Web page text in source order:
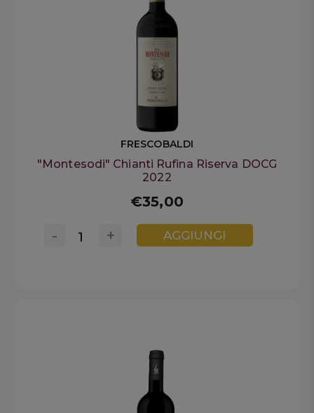
FRESCOBALDI
"Montesodi" Chianti Rufina Riserva DOCG
2022
€35,00
+
- AGGIUNGI